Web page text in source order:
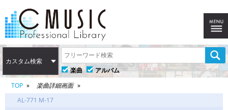
カスタム検索
楽曲
アルバム
TOP
楽曲詳細画面
AL-771 M-17